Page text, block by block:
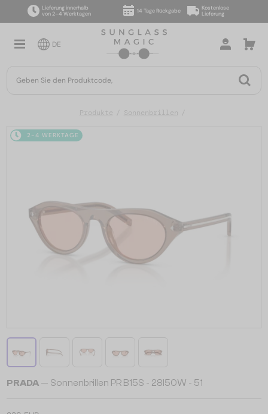
Lieferung innerhalb
von 2–4 Werktagen
14 Tage Rückgabe
Kostenlose
Lieferung
DE
Produkte Sonnenbrillen
2-4 WERKTAGE
PRADA — Sonnenbrillen PR B15S - 28I50W - 51